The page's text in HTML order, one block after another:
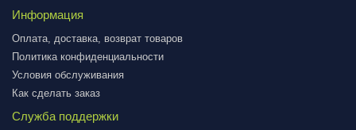
Информация
Оплата, доставка, возврат товаров
Политика конфиденциальности
Условия обслуживания
Как сделать заказ
Служба поддержки